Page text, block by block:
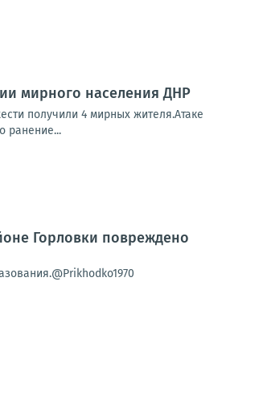
мирного населения ДНР
получили 4 мирных жителя.Атаке
ранение...
Горловки повреждено